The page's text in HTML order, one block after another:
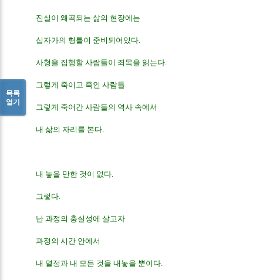
진실이 왜곡되는 삶의 현장에는
십자가의 형틀이 준비되어있다.
사형을 집행할 사람들이 죄목을 읽는다.
그렇게 죽이고 죽인 사람들
그렇게 죽어간 사람들의 역사 속에서
내 삶의 자리를 본다.
내 놓을 만한 것이 없다.
그렇다.
난 과정의 충실성에 살고자
과정의 시간 안에서
내 열정과 내 모든 것을 내놓을 뿐이다.
목록
열기